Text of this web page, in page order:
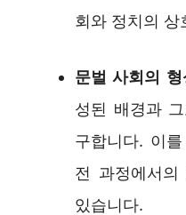
회와 정치의 상
문벌 사회의 형
성된 배경과
구합니다. 이
전 과정에서
있습니다.